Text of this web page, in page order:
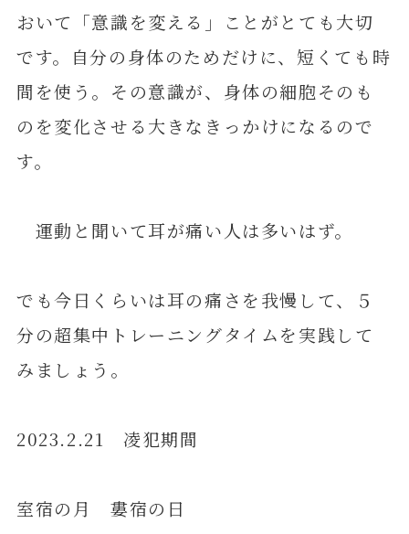
おいて「意識を変える」ことがとても大切
です。自分の身体のためだけに、短くても時
間を使う。その意識が、身体の細胞そのも
のを変化させる大きなきっかけになるので
す。
運動と聞いて耳が痛い人は多いはず。
でも今日くらいは耳の痛さを我慢して、５
分の超集中トレーニングタイムを実践して
みましょう。
2023.2.21 凌犯期間
室宿の月 婁宿の日